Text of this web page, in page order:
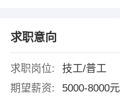
求职意向
求职岗位:
技工/普工
期望薪资:
5000-8000元